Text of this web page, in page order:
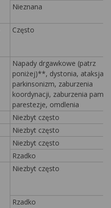
Nieznana
Często
Napady drgawkowe (patrz
poniżej)**, dystonia, ataksja,
parkinsonizm, zaburzenia
koordynacji, zaburzenia
parestezje, omdlenia
Niezbyt często
Niezbyt często
Niezbyt często
Rzadko
Niezbyt często
Rzadko